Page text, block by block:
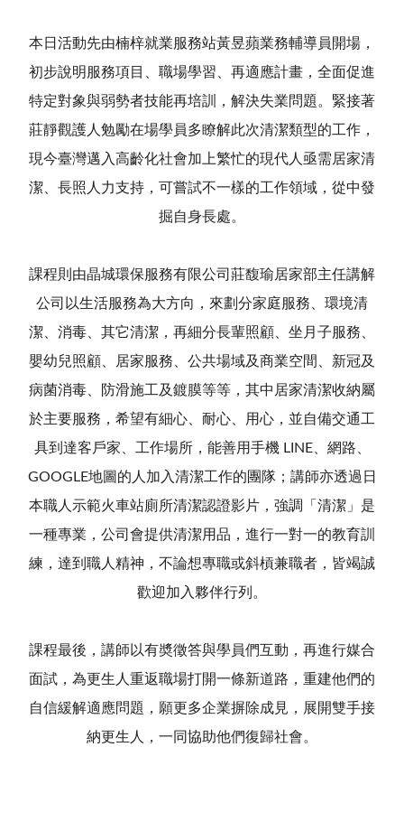
本日活動先由楠梓就業服務站黃昱蘋業務輔導員開場，
初步說明服務項目、職場學習、再適應計畫，全面促進
特定對象與弱勢者技能再培訓，解決失業問題。緊接著
莊靜觀護人勉勵在場學員多瞭解此次清潔類型的工作，
現今臺灣邁入高齡化社會加上繁忙的現代人亟需居家清
潔、長照人力支持，可嘗試不一樣的工作領域，從中發
掘自身長處。
課程則由晶城環保服務有限公司莊馥瑜居家部主任講解
公司以生活服務為大方向，來劃分家庭服務、環境清
潔、消毒、其它清潔，再細分長輩照顧、坐月子服務、
嬰幼兒照顧、居家服務、公共場域及商業空間、新冠及
病菌消毒、防滑施工及鍍膜等等，其中居家清潔收納屬
於主要服務，希望有細心、耐心、用心，並自備交通工
具到達客戶家、工作場所，能善用手機 LINE、網路、
GOOGLE地圖的人加入清潔工作的團隊；講師亦透過日
本職人示範火車站廁所清潔認證影片，強調「清潔」是
一種專業，公司會提供清潔用品，進行一對一的教育訓
練，達到職人精神，不論想專職或斜槓兼職者，皆竭誠
歡迎加入夥伴行列。
課程最後，講師以有奬徵答與學員們互動，再進行媒合
面試，為更生人重返職場打開一條新道路，重建他們的
自信緩解適應問題，願更多企業摒除成見，展開雙手接
納更生人，一同協助他們復歸社會。